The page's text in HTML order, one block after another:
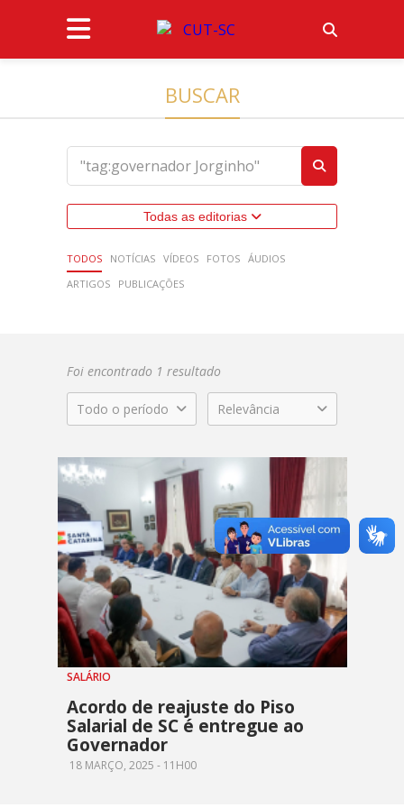
BUSCAR
Todas as editorias
TODOS NOTÍCIAS VÍDEOS FOTOS ÁUDIOS
ARTIGOS
PUBLICAÇÕES
Foi encontrado 1 resultado
Todo o período Relevância
SALÁRIO
Acordo de reajuste do Piso
Salarial de SC é entregue ao
Governador
18 MARÇO, 2025 - 11H00